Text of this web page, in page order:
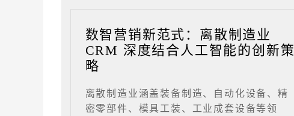
数智营销新范式：离散制造业
CRM 深度结合人工智能的创新策
略
离散制造业涵盖装备制造、自动化设备、精
密零部件、模具工装、工业成套设备等领